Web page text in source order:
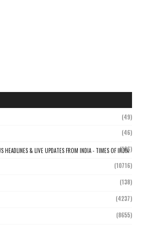
(49)
(46)
HEADLINES & LIVE UPDATES FROM INDIA - TIMES OF INDIA
(106)
(10716)
(138)
(4237)
(8655)